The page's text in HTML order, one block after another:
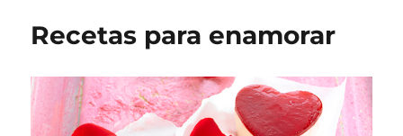
Recetas para enamorar